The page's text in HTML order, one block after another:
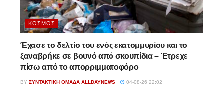
ΚΌΣΜΟΣ
Έχασε το δελτίο του ενός εκατομμυρίου και το
ξαναβρήκε σε βουνό από σκουπίδια – Έτρεχε
πίσω από το απορριμματοφόρο
BY ΣΥΝΤΑΚΤΙΚΉ ΟΜΆΔΑ ALLDAYNEWS 04-08-26 22:02